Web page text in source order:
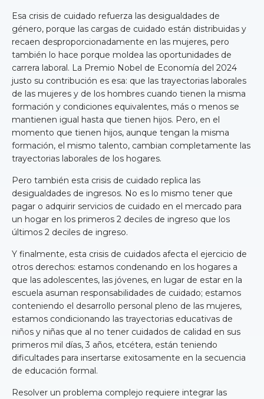
Esa crisis de cuidado refuerza las desigualdades de
género, porque las cargas de cuidado están distribuidas y
recaen desproporcionadamente en las mujeres, pero
también lo hace porque moldea las oportunidades de
carrera laboral. La Premio Nobel de Economía del 2024
justo su contribución es esa: que las trayectorias laborales
de las mujeres y de los hombres cuando tienen la misma
formación y condiciones equivalentes, más o menos se
mantienen igual hasta que tienen hijos. Pero, en el
momento que tienen hijos, aunque tengan la misma
formación, el mismo talento, cambian completamente las
trayectorias laborales de los hogares.
Pero también esta crisis de cuidado replica las
desigualdades de ingresos. No es lo mismo tener que
pagar o adquirir servicios de cuidado en el mercado para
un hogar en los primeros 2 deciles de ingreso que los
últimos 2 deciles de ingreso.
Y finalmente, esta crisis de cuidados afecta el ejercicio de
otros derechos: estamos condenando en los hogares a
que las adolescentes, las jóvenes, en lugar de estar en la
escuela asuman responsabilidades de cuidado; estamos
conteniendo el desarrollo personal pleno de las mujeres,
estamos condicionando las trayectorias educativas de
niños y niñas que al no tener cuidados de calidad en sus
primeros mil días, 3 años, etcétera, están teniendo
dificultades para insertarse exitosamente en la secuencia
de educación formal.
Resolver un problema complejo requiere integrar las